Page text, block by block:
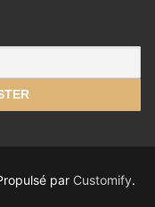
par Customify.